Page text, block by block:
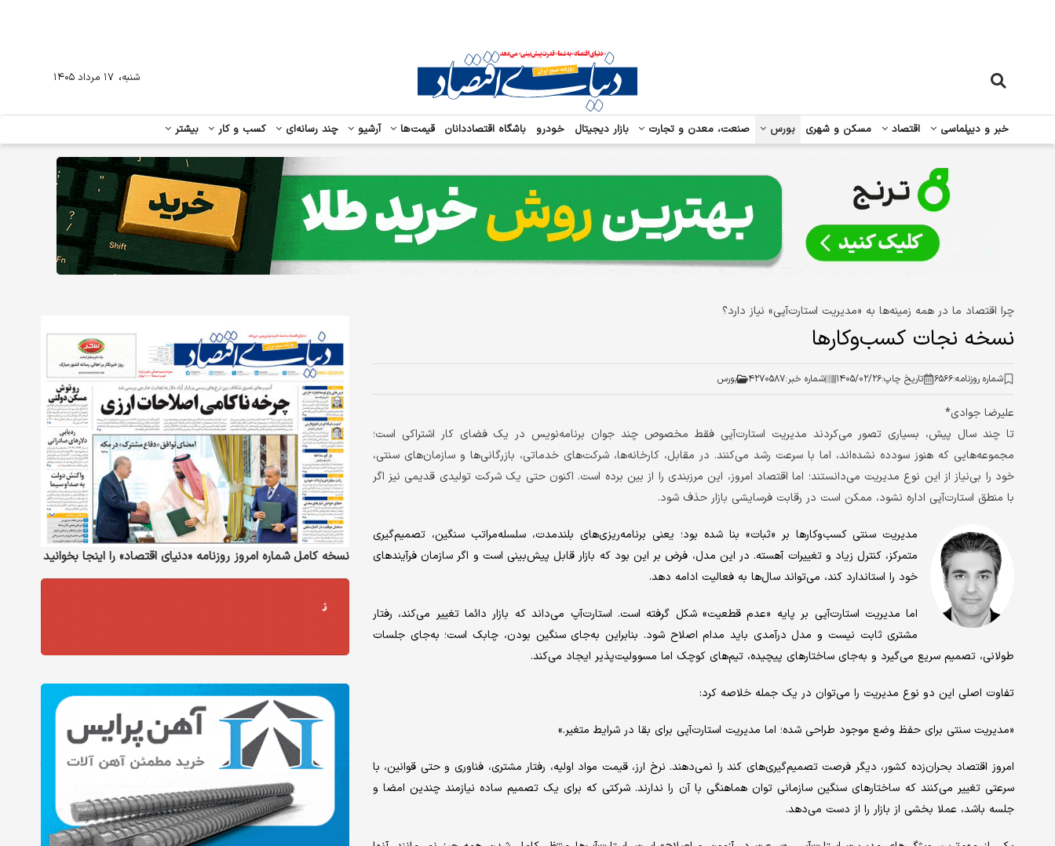
خبر و دیپلماسی اقتصاد مسکن و شهری بورس صنعت، معدن و تجارت بازار دیجیتال خودرو باشگاه اقتصاددانان قیمت‌ها آرشیو چند رسانه‌ای کسب و کار بیشتر
شنبه، ۱۷ مرداد ۱۴۰۵
چرا اقتصاد ما در همه زمینه‌ها به «مدیریت استارت‌آپی» نیاز دارد؟
نسخه نجات کسب‌وکارها
شماره روزنامه:۶۵۶۶ تاریخ چاپ:۱۴۰۵/۰۲/۲۶ شماره خبر:۴۲۷۰۵۸۷ بورس
علیرضا جوادی*
تا چند سال پیش، بسیاری تصور می‌کردند مدیریت استارت‌آپی فقط مخصوص چند جوان برنامه‌نویس در یک فضای کار اشتراکی است؛
مجموعه‌هایی که هنوز سودده نشده‌اند، اما با سرعت رشد می‌کنند. در مقابل، کارخانه‌ها، شرکت‌های خدماتی، بازرگانی‌ها و سازمان‌های سنتی،
خود را بی‌نیاز از این نوع مدیریت می‌دانستند؛ اما اقتصاد امروز، این مرزبندی را از بین برده است. اکنون حتی یک شرکت تولیدی قدیمی نیز اگر
با منطق استارت‌آپی اداره نشود، ممکن است در رقابت فرسایشی بازار حذف شود.
مدیریت سنتی کسب‌وکارها بر «ثبات» بنا شده بود؛ یعنی برنامه‌ریزی‌های بلندمدت، سلسله‌مراتب سنگین، تصمیم‌گیری
متمرکز، کنترل زیاد و تغییرات آهسته. در این مدل، فرض بر این بود که بازار قابل پیش‌بینی است و اگر سازمان فرآیندهای
خود را استاندارد کند، می‌تواند سال‌ها به فعالیت ادامه دهد.
اما مدیریت استارت‌آپی بر پایه «عدم قطعیت» شکل گرفته است. استارت‌آپ می‌داند که بازار دائما تغییر می‌کند، رفتار
مشتری ثابت نیست و مدل درآمدی باید مدام اصلاح شود. بنابراین به‌جای سنگین بودن، چابک است؛ به‌جای جلسات
طولانی، تصمیم سریع می‌گیرد و به‌جای ساختارهای پیچیده، تیم‌های کوچک اما مسوولیت‌پذیر ایجاد می‌کند.
تفاوت اصلی این دو نوع مدیریت را می‌توان در یک جمله خلاصه کرد:
«مدیریت سنتی برای حفظ وضع موجود طراحی شده؛ اما مدیریت استارت‌آپی برای بقا در شرایط متغیر.»
امروز اقتصاد بحران‌زده کشور، دیگر فرصت تصمیم‌گیری‌های کند را نمی‌دهند. نرخ ارز، قیمت مواد اولیه، رفتار مشتری، فناوری و حتی قوانین، با
سرعتی تغییر می‌کنند که ساختارهای سنگین سازمانی توان هماهنگی با آن را ندارند. شرکتی که برای یک تصمیم ساده نیازمند چندین امضا و
جلسه باشد، عملا بخشی از بازار را از دست می‌دهد.
نسخه کامل شماره امروز روزنامه «دنیای‌ اقتصاد» را اینجا بخوانید